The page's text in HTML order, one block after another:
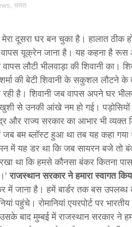
, भारत
दूसरा घर बन चुका है। हालात ठीक
वापस यूक्रेन जाना है। यह कहना है
वापस लौटी भीलवाड़ा की शिवानी
की बेटी शिवानी के सकुशल लौटने के
है। शिवानी जब वापस अपने घर
से उनकी आंखे नम हो गई। पड़ोसियों
और राज्‍य सरकार का आभार भी
जब बम ब्‍लॉस्‍ट हुआ था तब यह कहा गया
यह डर था कि जब सायरन बजे तो
था कि हमसे कौनसा बंकर कितना
राजस्‍थान सरकार ने हमारा स्‍वागत
में जाना है। हमें बार्डर तक बस
पहुंचे। रोमानियां एयरपोर्ट पर
बाद मुम्‍बई में राजस्‍थान सरकार ने